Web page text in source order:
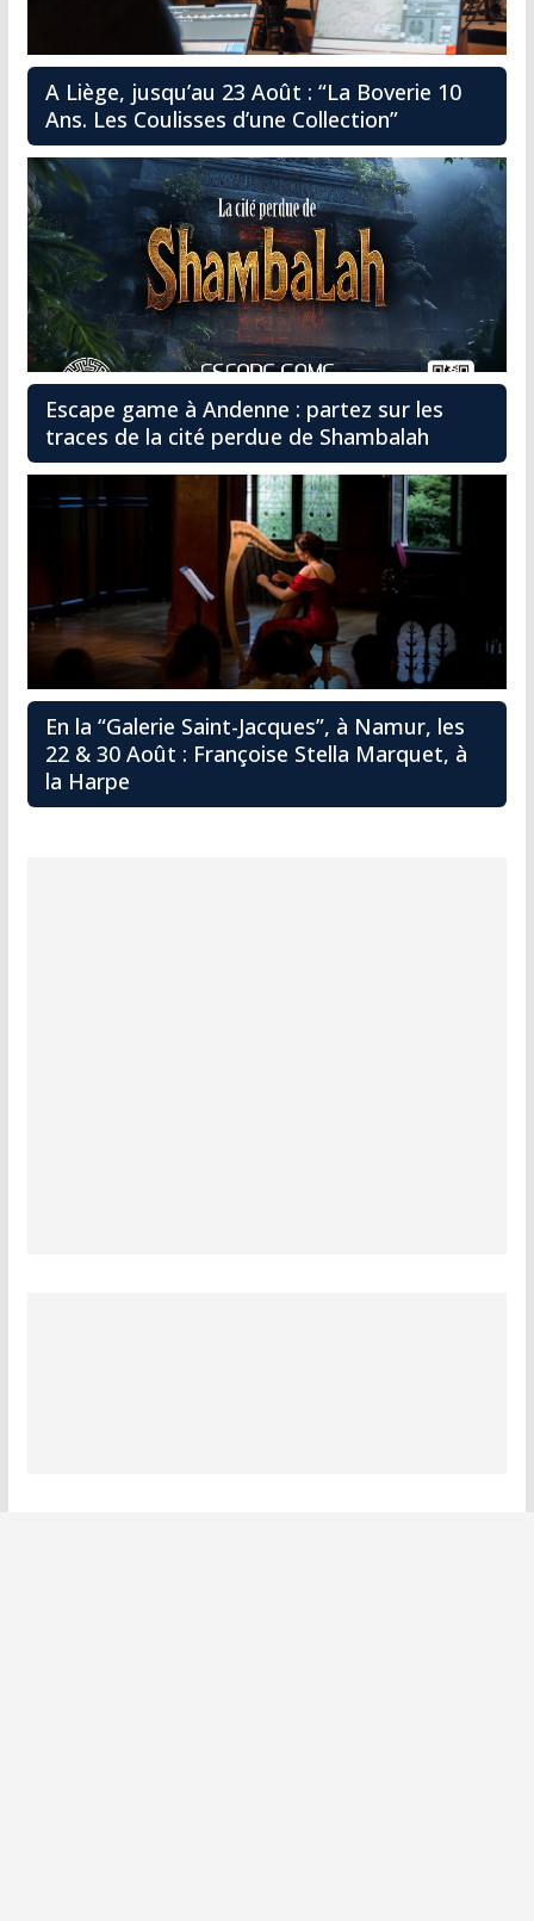
A Liège, jusqu’au 23 Août : “La Boverie 10
Ans. Les Coulisses d’une Collection”
Escape game à Andenne : partez sur les
traces de la cité perdue de Shambalah
En la “Galerie Saint-Jacques”, à Namur, les
22 & 30 Août : Françoise Stella Marquet, à
la Harpe